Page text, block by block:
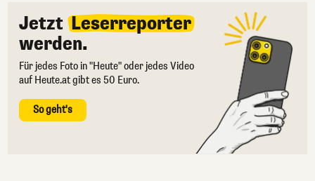
Jetzt Leserreporter
werden.
Für jedes Foto in "Heute" oder jedes Video
auf Heute.at gibt es 50 Euro.
So geht's